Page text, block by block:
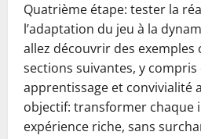
Quatrième étape: tester la
l’adaptation du jeu à la
allez découvrir des exemples
sections suivantes, y
apprentissage et convivialité
objectif: transformer chaque
expérience riche, sans